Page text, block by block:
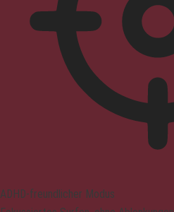
ADHD-freundlicher Modus